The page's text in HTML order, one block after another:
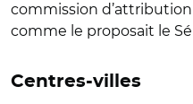
commission
comme le proposait le
Centres-villes